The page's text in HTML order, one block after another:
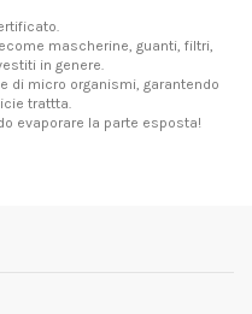
mascherine, guanti, filtri,
in genere.
di micro organismi, garantendo
trattta.
evaporare la parte esposta!